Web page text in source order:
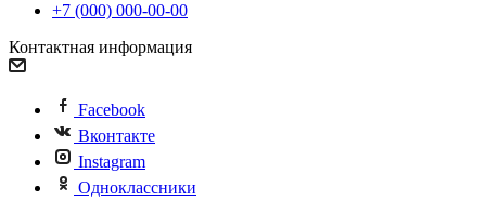
+7 (000) 000-00-00
Контактная информация
Facebook
Вконтакте
Instagram
Одноклассники